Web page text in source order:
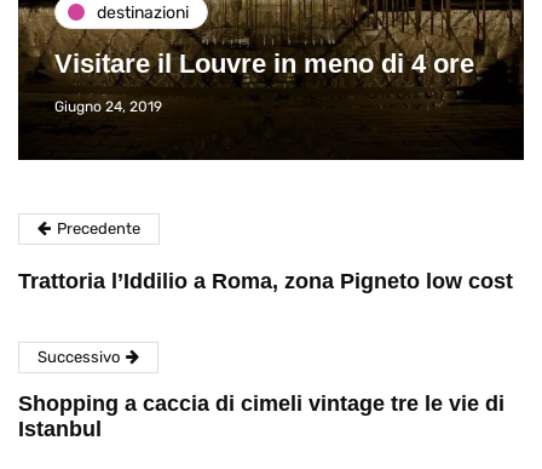
destinazioni
Visitare il Louvre in meno di 4 ore
Giugno 24, 2019
Precedente
Trattoria l’Iddilio a Roma, zona Pigneto low cost
Successivo
Shopping a caccia di cimeli vintage tre le vie di
Istanbul